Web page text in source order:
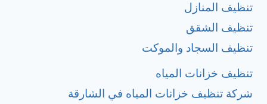
تنظيف المنازل
تنظيف الشقق
تنظيف السجاد والموكت
تنظيف خزانات المياه
شركة تنظيف خزانات المياه في الشارقة